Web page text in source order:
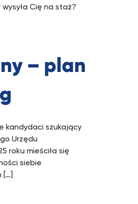
Cię na staż?
– plan
kandydaci szukający
Urzędu
roku mieściła się
siebie